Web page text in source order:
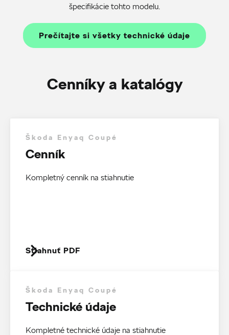
špecifikácie tohto modelu.
Prečítajte si všetky technické údaje
Cenníky a katalógy
Škoda Enyaq Coupé
Cenník
Kompletný cenník na stiahnutie
Stiahnuť PDF
Škoda Enyaq Coupé
Technické údaje
Kompletné technické údaje na stiahnutie